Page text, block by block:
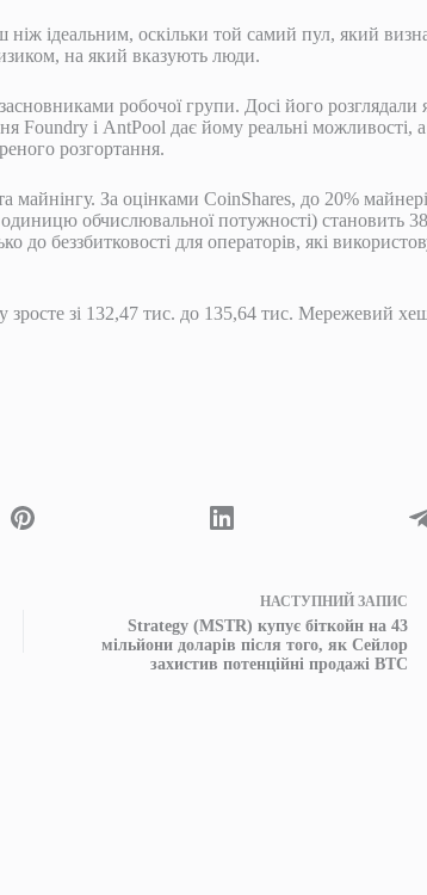
ідеальним, оскільки той самий пул, який
на який вказують люди.
робочої групи. Досі його розглядали
Foundry і AntPool дає йому реальні можливості,
розгортання.
За оцінками CoinShares, до 20%
обчислювальної потужності) становить
беззбитковості для операторів, які
зросте зі 132,47 тис. до 135,64 тис. Мережевий
НАСТУПНИЙ ЗАПИС
Strategy (MSTR) купує біткойн на 43
мільйони доларів після того, як Сейлор
захистив потенційні продажі BTC